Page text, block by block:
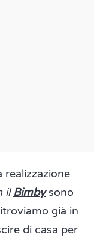
realizzazione
ilBimbysono
già in
di casa per